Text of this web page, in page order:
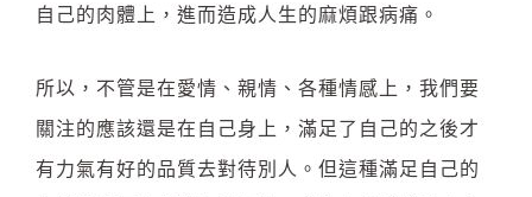
自己的肉體上，進而造成人生的麻煩跟病痛。
所以，不管是在愛情、親情、各種情感上，我們要
關注的應該還是在自己身上，滿足了自己的之後才
有力氣有好的品質去對待別人。但這種滿足自己的